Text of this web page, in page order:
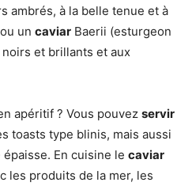
ambrés, à la belle tenue et à
un caviar Baerii (esturgeon
et brillants et aux
apéritif ? Vous pouvez servir
toasts type blinis, mais aussi
En cuisine le caviar
les produits de la mer, les